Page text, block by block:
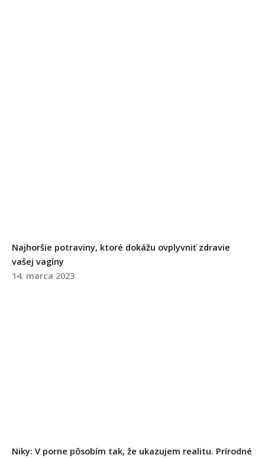
Najhoršie potraviny, ktoré dokážu ovplyvniť zdravie
vašej vagíny
14. marca 2023
Niky: V porne pôsobím tak, že ukazujem realitu. Prírodné